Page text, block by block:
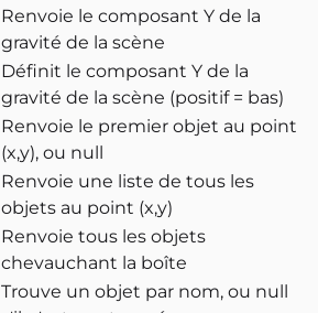
Renvoie le composant Y de la
gravité de la scène
Définit le composant Y de la
gravité de la scène (positif = bas)
Renvoie le premier objet au point
(x,y), ou null
Renvoie une liste de tous les
objets au point (x,y)
Renvoie tous les objets
chevauchant la boîte
Trouve un objet par nom, ou null